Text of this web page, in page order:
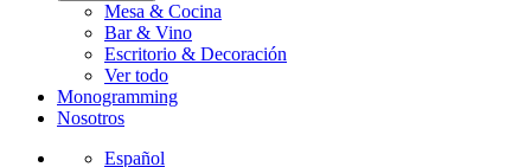
Mesa & Cocina
Bar & Vino
Escritorio & Decoración
Ver todo
Monogramming
Nosotros
Español